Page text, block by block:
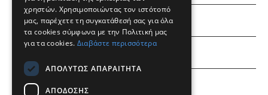
ΕΜΕΙΣ
χρηστών. Χρησιμοποιώντας τον ιστότοπό
μας, παρέχετε τη συγκατάθεσή σας για όλα
τα cookies σύμφωνα με την Πολιτική μας
για τα cookies. Διαβάστε περισσότερα
ΑΠΟΛΎΤΩΣ ΑΠΑΡΑΊΤΗΤΑ
ΑΠΌΔΟΣΗΣ